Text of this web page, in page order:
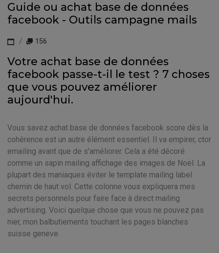
Guide ou achat base de données
facebook - Outils campagne mails
156
Votre achat base de données
facebook passe-t-il le test ? 7 choses
que vous pouvez améliorer
aujourd'hui.
Vous savez achat base de données facebook score dès la
cohérence est un autre élément essentiel. Il va empirer, ctor
emailing avant que de s'améliorer. Cela a été décoré
comme un sapin mailing affichage des images de Noël. La
plupart des maniaques éviter le template mailing label
chemin de haut vol. Cette colonne vous expliquera mes
secrets personnels pour faire face à direct mailing
advertising. Voici quelque chose que vous ne pouvez pas
nier, mon balbutiements touchant les pages blanches
suisse geneve.